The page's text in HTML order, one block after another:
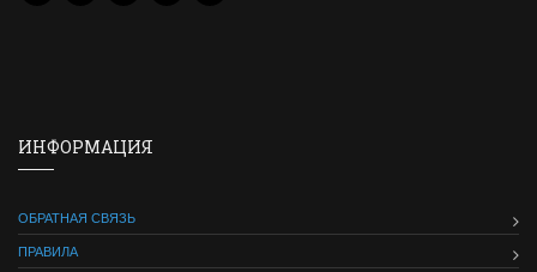
ИНФОРМАЦИЯ
ОБРАТНАЯ СВЯЗЬ
ПРАВИЛА